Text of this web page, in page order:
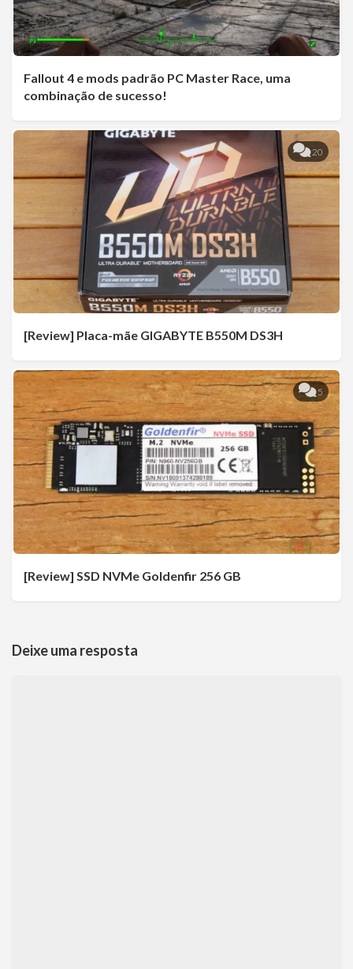
Fallout 4 e mods padrão PC Master Race, uma
combinação de sucesso!
20
[Review] Placa-mãe GIGABYTE B550M DS3H
5
[Review] SSD NVMe Goldenfir 256 GB
Deixe uma resposta